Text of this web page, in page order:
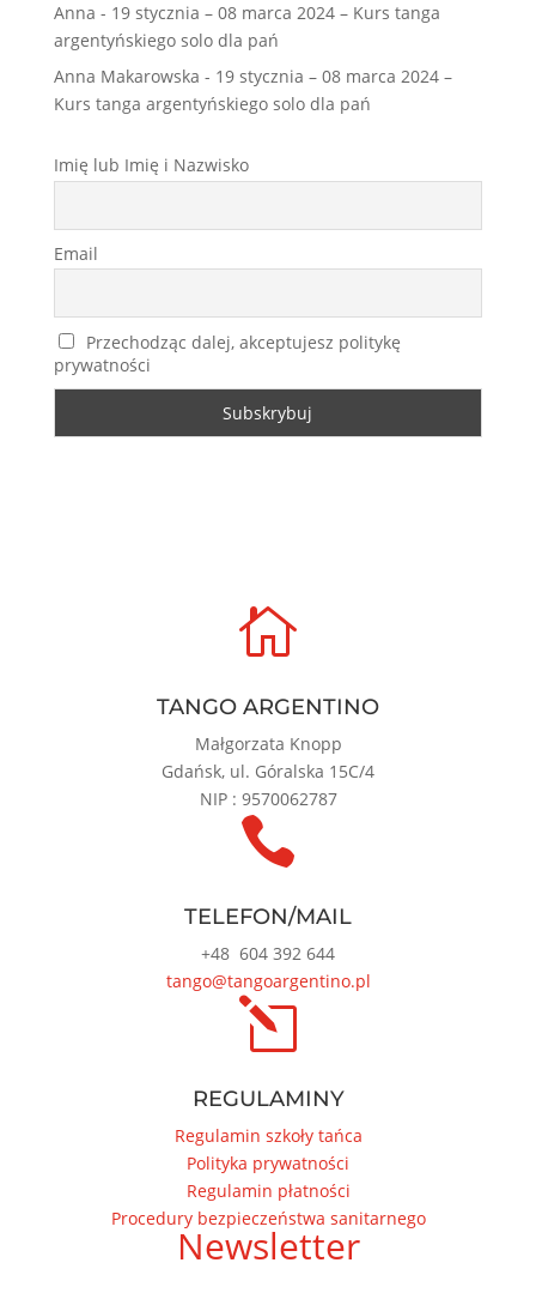
Anna - 19 stycznia – 08 marca 2024 – Kurs tanga
argentyńskiego solo dla pań
Anna Makarowska - 19 stycznia – 08 marca 2024 –
Kurs tanga argentyńskiego solo dla pań
Imię lub Imię i Nazwisko
Email
Przechodząc dalej, akceptujesz politykę
prywatności

TANGO ARGENTINO
Małgorzata Knopp
Gdańsk, ul. Góralska 15C/4
NIP : 9570062787

TELEFON/MAIL
+48 604 392 644
tango@tangoargentino.pl
l
REGULAMINY
Regulamin szkoły tańca
Polityka prywatności
Regulamin płatności
Procedury bezpieczeństwa sanitarnego
Newsletter